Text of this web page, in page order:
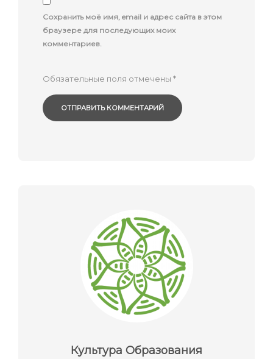
Сохранить моё имя, email и адрес сайта в этом
браузере для последующих моих
комментариев.
Обязательные поля отмечены *
Культура Образования